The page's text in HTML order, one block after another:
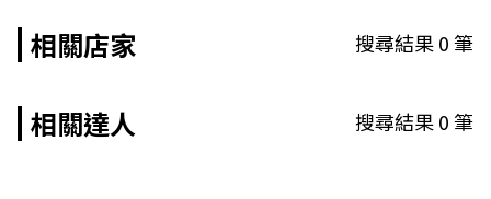
相關店家 搜尋結果0筆
相關達人 搜尋結果0筆